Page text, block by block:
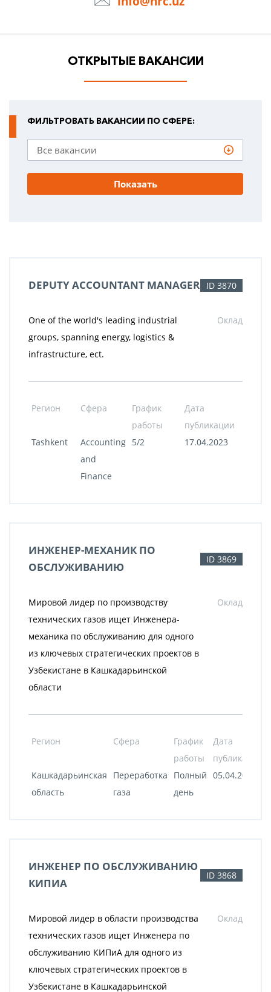
ОТКРЫТЫЕ ВАКАНСИИ
ФИЛЬТРОВАТЬ ВАКАНСИИ ПО СФЕРЕ:
Показать
DEPUTY ACCOUNTANT MANAGER ID 3870
One of the world's leading industrial
groups, spanning energy, logistics &
infrastructure, ect.
Оклад
Регион Сфера
График
работы
Дата
публикации
Tashkent
Accounting
and
Finance
5/2 17.04.2023
ИНЖЕНЕР-МЕХАНИК ПО
ОБСЛУЖИВАНИЮ
ID 3869
Мировой лидер по производству
технических газов ищет Инженера-
механика по обслуживанию для одного
из ключевых стратегических проектов в
Узбекистане в Кашкадарьинской
области
Оклад
Регион Сфера
График
работы
Дата
публикации
Кашкадарьинская
область
Переработка
газа
Полный
день
05.04.2022
ИНЖЕНЕР ПО ОБСЛУЖИВАНИЮ
КИПИА
ID 3868
Мировой лидер в области производства
технических газов ищет Инженера по
обслуживанию КИПиА для одного из
ключевых стратегических проектов в
Узбекистане в Кашкадарьинской
Оклад